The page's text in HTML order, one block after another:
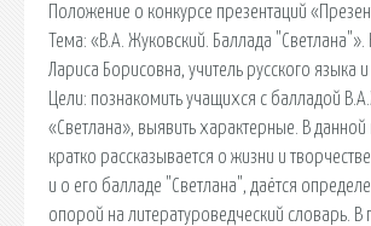
Положение о конкурсе презентаций
Тема: «В.А. Жуковский. Баллада "Светлана"».
Лариса Борисовна, учитель русского языка и
Цели: познакомить учащихся с балладой
«Светлана», выявить характерные. В данной
кратко рассказывается о жизни и
и о его балладе "Светлана", даётся
опорой на литературоведческий словарь. В